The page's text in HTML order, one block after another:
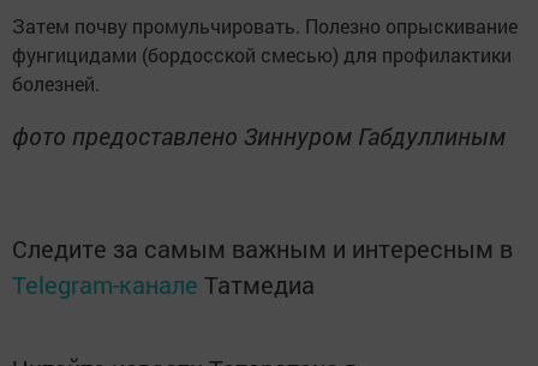
Затем почву промульчировать. Полезно опрыскивание
фунгицидами (бордосской смесью) для профилактики
болезней.
фото предоставлено Зиннуром Габдуллиным
Следите за самым важным и интересным в
Telegram-канале Татмедиа